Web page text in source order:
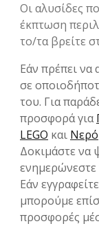
Οι αλυσίδες
έκπτωση
το/τα βρείτε
Εάν πρέπει να
σε
του. Για
προσφορά για
LEGO και Νερό
Δοκιμάστε να
ενημερώνεστε
Εάν
μπορούμε
προσφορές